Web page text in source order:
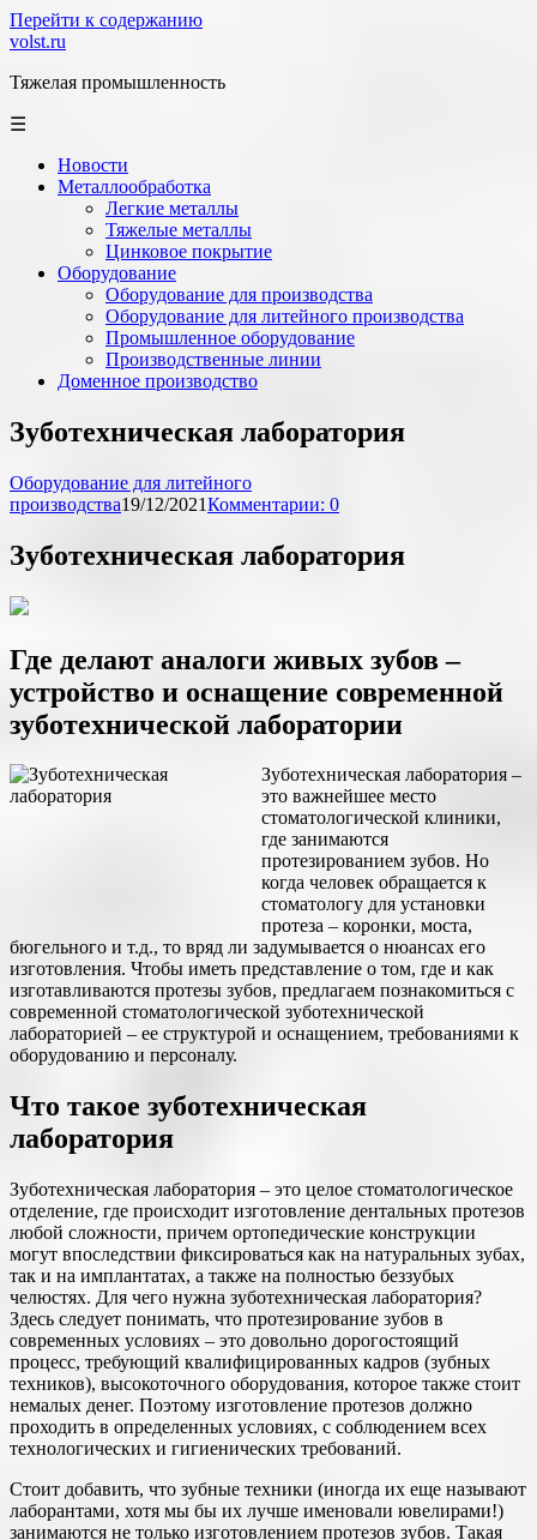
Перейти к содержанию
volst.ru
Тяжелая промышленность
☰
Новости
Металлообработка
Легкие металлы
Тяжелые металлы
Цинковое покрытие
Оборудование
Оборудование для производства
Оборудование для литейного производства
Промышленное оборудование
Производственные линии
Доменное производство
Зуботехническая лаборатория
Оборудование для литейного
производства19/12/2021Комментарии: 0
Зуботехническая лаборатория
Где делают аналоги живых зубов –
устройство и оснащение современной
зуботехнической лаборатории
Зуботехническая лаборатория –
это важнейшее место
стоматологической клиники,
где занимаются
протезированием зубов. Но
когда человек обращается к
стоматологу для установки
протеза – коронки, моста,
бюгельного и т.д., то вряд ли задумывается о нюансах его
изготовления. Чтобы иметь представление о том, где и как
изготавливаются протезы зубов, предлагаем познакомиться с
современной стоматологической зуботехнической
лабораторией – ее структурой и оснащением, требованиями к
оборудованию и персоналу.
Что такое зуботехническая
лаборатория
Зуботехническая лаборатория – это целое стоматологическое
отделение, где происходит изготовление дентальных протезов
любой сложности, причем ортопедические конструкции
могут впоследствии фиксироваться как на натуральных зубах,
так и на имплантатах, а также на полностью беззубых
челюстях. Для чего нужна зуботехническая лаборатория?
Здесь следует понимать, что протезирование зубов в
современных условиях – это довольно дорогостоящий
процесс, требующий квалифицированных кадров (зубных
техников), высокоточного оборудования, которое также стоит
немалых денег. Поэтому изготовление протезов должно
проходить в определенных условиях, с соблюдением всех
технологических и гигиенических требований.
Стоит добавить, что зубные техники (иногда их еще называют
лаборантами, хотя мы бы их лучше именовали ювелирами!)
занимаются не только изготовлением протезов зубов. Такая